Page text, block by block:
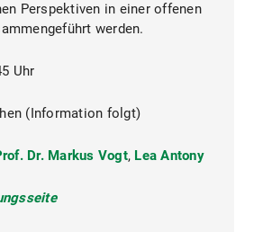
Perspektiven in einer offenen
werden.
Uhr
(Information folgt)
Dr. Markus Vogt, Lea Antony